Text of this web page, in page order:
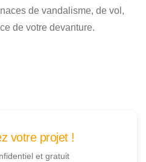
de vandalisme, de vol,
de votre devanture.
votre projet !
et gratuit